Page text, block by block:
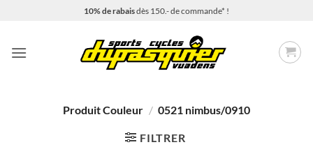
10% de rabaisdès 150.- de commande* !
Produit Couleur / 0521 nimbus/0910
FILTRER